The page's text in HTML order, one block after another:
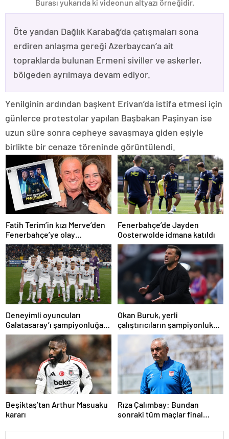
Burası yukarıda ki videonun altyazı örneğidir.
Öte yandan Dağlık Karabağ’da çatışmaları sona
erdiren anlaşma gereği Azerbaycan’a ait
topraklarda bulunan Ermeni siviller ve askerler,
bölgeden ayrılmaya devam ediyor.
Yenilginin ardından başkent Erivan’da istifa etmesi için
günlerce protestolar yapılan Başbakan Paşinyan ise
uzun süre sonra cepheye savaşmaya giden eşiyle
birlikte bir cenaze töreninde görüntülendi.
Fatih Terim’in kızı Merve’den
Fenerbahçe’ye olay
gönderme! ‘Korkuyor olmanız
şaşırtmadı’
Fenerbahçe’de Jayden
Oosterwolde idmana katıldı
Deneyimli oyuncuları
Galatasaray’ı şampiyonluğa
taşıyor
Okan Buruk, yerli
çalıştırıcıların şampiyonluk
geleneğini sürdürmenin
Beşiktaş’tan Arthur Masuaku
kararı
Rıza Çalımbay: Bundan
sonraki tüm maçlar final